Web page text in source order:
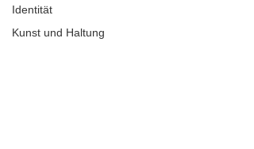
Identität
Kunst und Haltung